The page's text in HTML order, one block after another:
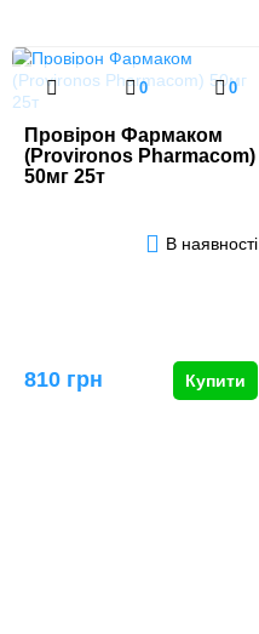
0 0
Провірон Фармаком
(Provironos Pharmacom)
50мг 25т
В наявності
810 грн Купити